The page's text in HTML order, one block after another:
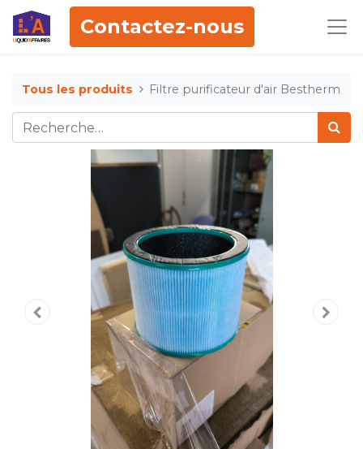
Contactez-nous
Tous les produits Filtre purificateur d'air Bestherm